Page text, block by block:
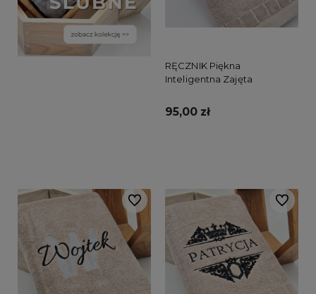
RĘCZNIK Piękna
Inteligentna Zajęta
95,00 zł
Do ulubionych Do